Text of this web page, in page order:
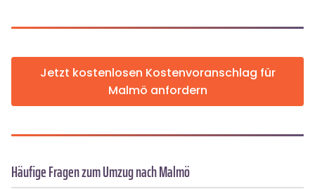
Jetzt kostenlosen Kostenvoranschlag für
Malmö anfordern
Häufige Fragen zum Umzug nach Malmö